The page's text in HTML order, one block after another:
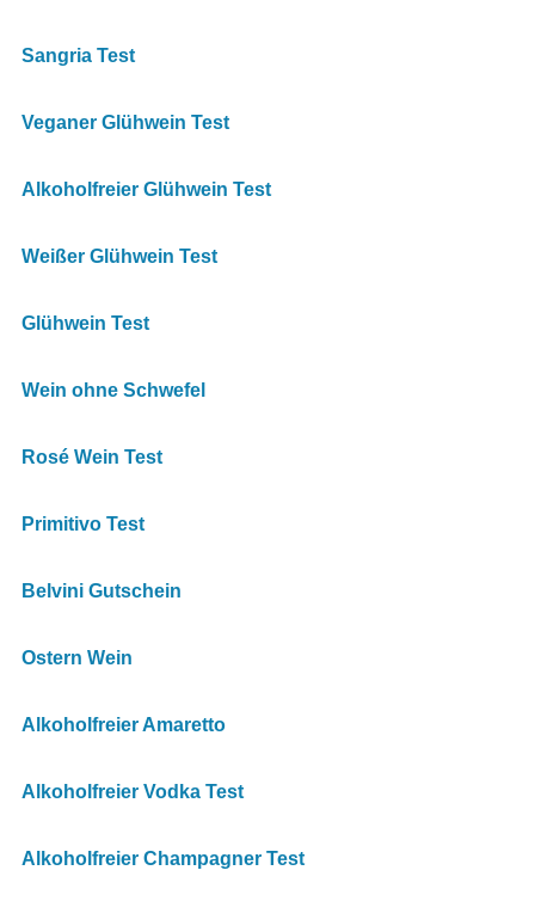
Sangria Test
Veganer Glühwein Test
Alkoholfreier Glühwein Test
Weißer Glühwein Test
Glühwein Test
Wein ohne Schwefel
Rosé Wein Test
Primitivo Test
Belvini Gutschein
Ostern Wein
Alkoholfreier Amaretto
Alkoholfreier Vodka Test
Alkoholfreier Champagner Test